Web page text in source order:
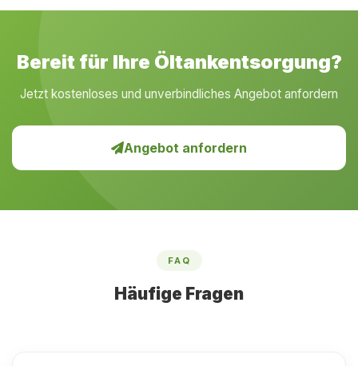
Bereit für Ihre Öltankentsorgung?
Jetzt kostenloses und unverbindliches Angebot anfordern
Angebot anfordern
FAQ
Häufige Fragen